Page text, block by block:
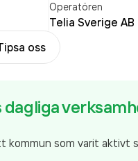
Operatören
Telia Sverige AB
oss
dagliga
kommun som varit aktivt